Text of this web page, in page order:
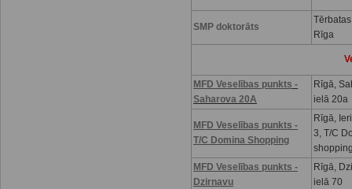
SMP doktorāts
Rīga
MFD Veselības punkts -
Saharova 20A
Rīgā,
ielā 20a
MFD Veselības punkts -
T/C Domina Shopping
Rīgā,
3, T/C
MFD Veselības punkts -
Dzirnavu
Rīgā,
ielā 70